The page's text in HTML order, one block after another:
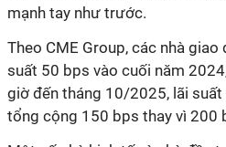
mạnh tay như trước.
Theo CME Group, các nhà
suất 50 bps vào cuối năm
giờ đến tháng 10/2025, lãi
tổng cộng 150 bps thay vì 200